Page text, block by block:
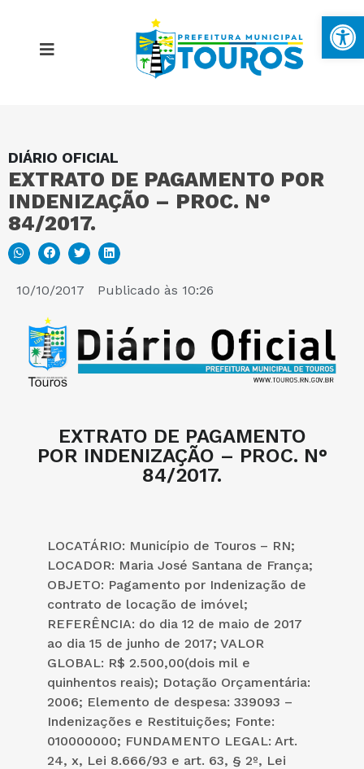
DIÁRIO OFICIAL
EXTRATO DE PAGAMENTO POR
INDENIZAÇÃO – PROC. N°
84/2017.
10/10/2017 Publicado às 10:26
EXTRATO DE PAGAMENTO
POR INDENIZAÇÃO – PROC. N°
84/2017.
LOCATÁRIO: Município de Touros – RN;
LOCADOR: Maria José Santana de França;
OBJETO: Pagamento por Indenização de
contrato de locação de imóvel;
REFERÊNCIA: do dia 12 de maio de 2017
ao dia 15 de junho de 2017; VALOR
GLOBAL: R$ 2.500,00(dois mil e
quinhentos reais); Dotação Orçamentária:
2006; Elemento de despesa: 339093 –
Indenizações e Restituições; Fonte:
010000000; FUNDAMENTO LEGAL: Art.
24, x, Lei 8.666/93 e art. 63, § 2º, Lei
MAPA DO SITE
PORTAL DA TRANSPARÊNCIA
E-SIC
PERGUNTAS FREQUENTES